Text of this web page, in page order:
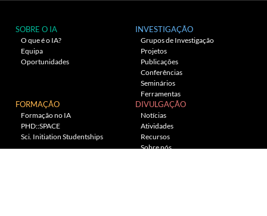
SOBRE O IA
O que é o IA?
Equipa
Oportunidades
INVESTIGAÇÃO
Grupos de Investigação
Projetos
Publicações
Conferências
Seminários
Ferramentas
FORMAÇÃO
Formação no IA
PHD::SPACE
Sci. Initiation Studentships
DIVULGAÇÃO
Notícias
Atividades
Recursos
Sobre nós